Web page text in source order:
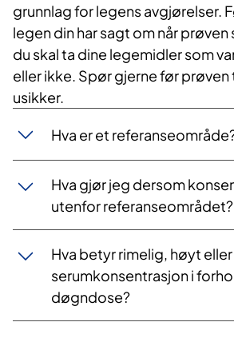
grunnlag for legens avgjørelser.
legen din har sagt om når prøven
du skal ta dine legemidler som
eller ikke. Spør gjerne før prøven
usikker.
Hva er et
Hva gjør jeg dersom
utenfor referanseområdet?
Hva betyr rimelig, høyt eller
serumkonsentrasjon i
døgndose?